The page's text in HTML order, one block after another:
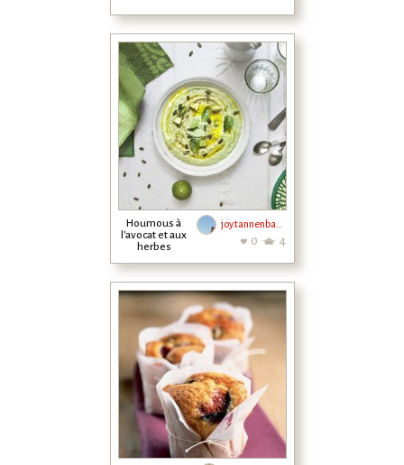
Houmous à
l'avocat et aux
herbes
joy.tannenbaum
0 4